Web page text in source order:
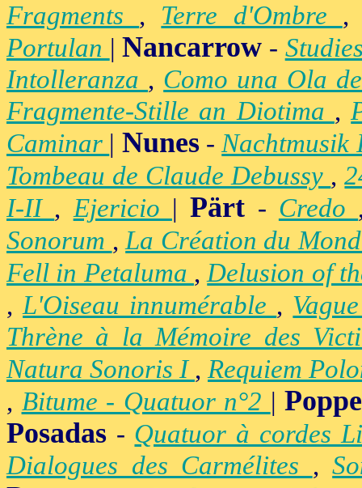
Fragments , Terre d'Ombre
Portulan |Nancarrow -
Intolleranza , Como una Ola
Fragmente-Stille an Diotima ,
Caminar | Nunes-
Tombeau de Claude Debussy ,
I-II ,Ejericio |Pärt - Credo
Sonorum ,La Création du
Fell in Petaluma ,Delusion of
,L'Oiseau innumérable ,
Thrène à la Mémoire des
Natura Sonoris I , Requiem
, Bitume - Quatuor n°2 |Poppe
Posadas - Quatuor à cordes
Dialogues des Carmélites ,